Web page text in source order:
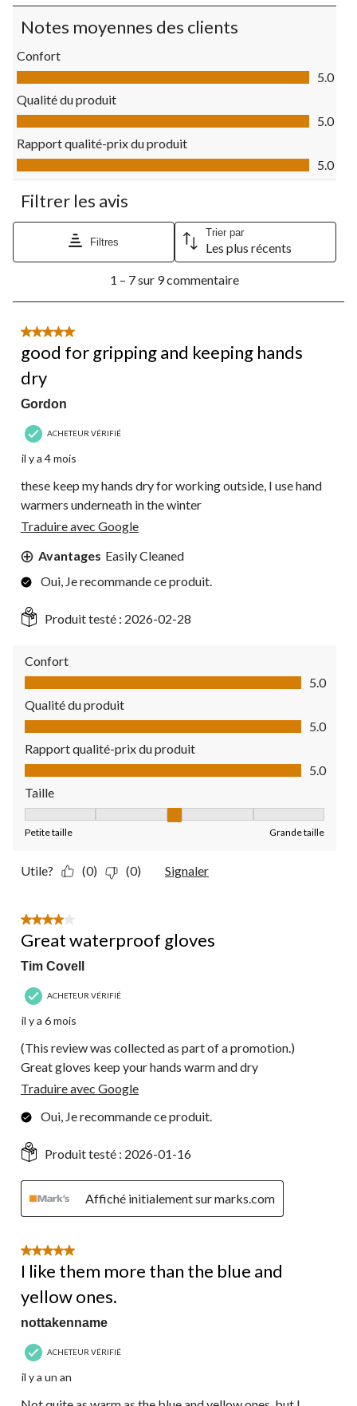
1
Cette
action
le
soumission.
2
action
le
soumission.
3
action
soumission.
4
action
action
formulaire
Notes moyennes des clients
Confort
Confort, 5.0 sur 5
5.0
Qualité du produit
Qualité du produit, 5.0 sur 5
5.0
Rapport qualité-prix du produit
Rapport qualité-prix du produit, 5.0 sur 5
5.0
Filtrer les avis
Filtres
Trier par
Les plus récents
7
commentaire.
1 – 7 sur 9 commentaire
5 étoile(s) sur 5.
good for gripping and keeping hands
dry
Gordon
ACHETEUR VÉRIFIÉ
il y a 4 mois
these keep my hands dry for working outside, I use hand
warmers underneath in the winter
Traduire avec Google
Avantages Easily Cleaned
Oui, Je recommande ce produit.
Produit testé : 2026-02-28
Confort
Confort, 5.0 sur 5
5.0
Qualité du produit
Qualité du produit, 5.0 sur 5
5.0
Rapport qualité-prix du produit
Rapport qualité-prix du produit, 5.0 sur 5
5.0
Taille
Petite taille Grande taille
Utile? (0) (0) Signaler
4 étoile(s) sur 5.
Great waterproof gloves
Tim Covell
ACHETEUR VÉRIFIÉ
il y a 6 mois
(This review was collected as part of a promotion.)
Great gloves keep your hands warm and dry
Traduire avec Google
Oui, Je recommande ce produit.
Produit testé : 2026-01-16
Affiché initialement sur marks.com
5 étoile(s) sur 5.
I like them more than the blue and
yellow ones.
nottakenname
ACHETEUR VÉRIFIÉ
il y a un an